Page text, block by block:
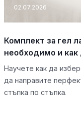
02.07.2026
Комплект за гел
необходимо и
Научете как да
да направите
стъпка по стъпка.